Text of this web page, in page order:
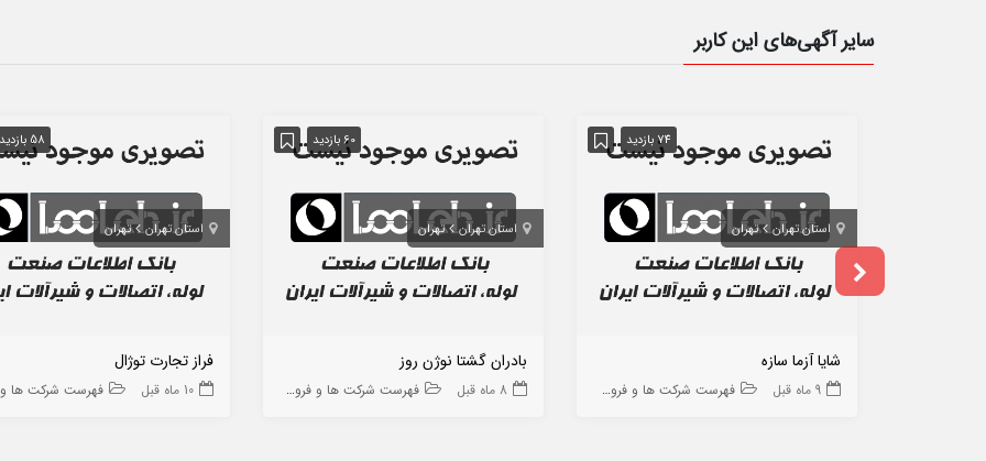
سایر آگهی‌های این کاربر
74 بازدید
استان تهران تهران
شایا آزما سازه
9 ماه قبل فهرست شرکت ها و فروشگاه ها
60 بازدید
استان تهران تهران
بادران گشتا نوژن روز
8 ماه قبل فهرست شرکت ها و فروشگاه ها
58 بازدید
استان تهران تهران
فراز تجارت توژال
10 ماه قبل فهرست شرکت ها و